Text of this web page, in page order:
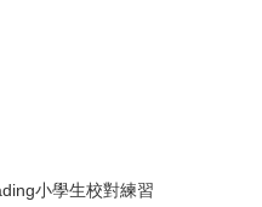
小學生校對練習